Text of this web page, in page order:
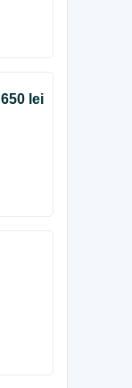
650 lei